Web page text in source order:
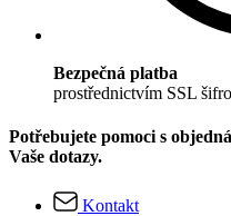
Bezpečná platba
prostřednictvím SSL
Potřebujete pomoci s
Vaše dotazy.
Kontakt